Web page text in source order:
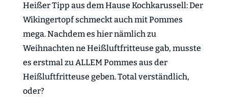
Heißer Tipp aus dem Hause Kochkarussell: Der
Wikingertopf schmeckt auch mit Pommes
mega. Nachdem es hier nämlich zu
Weihnachten ne Heißluftfritteuse gab, musste
es erstmal zu ALLEM Pommes aus der
Heißluftfritteuse geben. Total verständlich,
oder?